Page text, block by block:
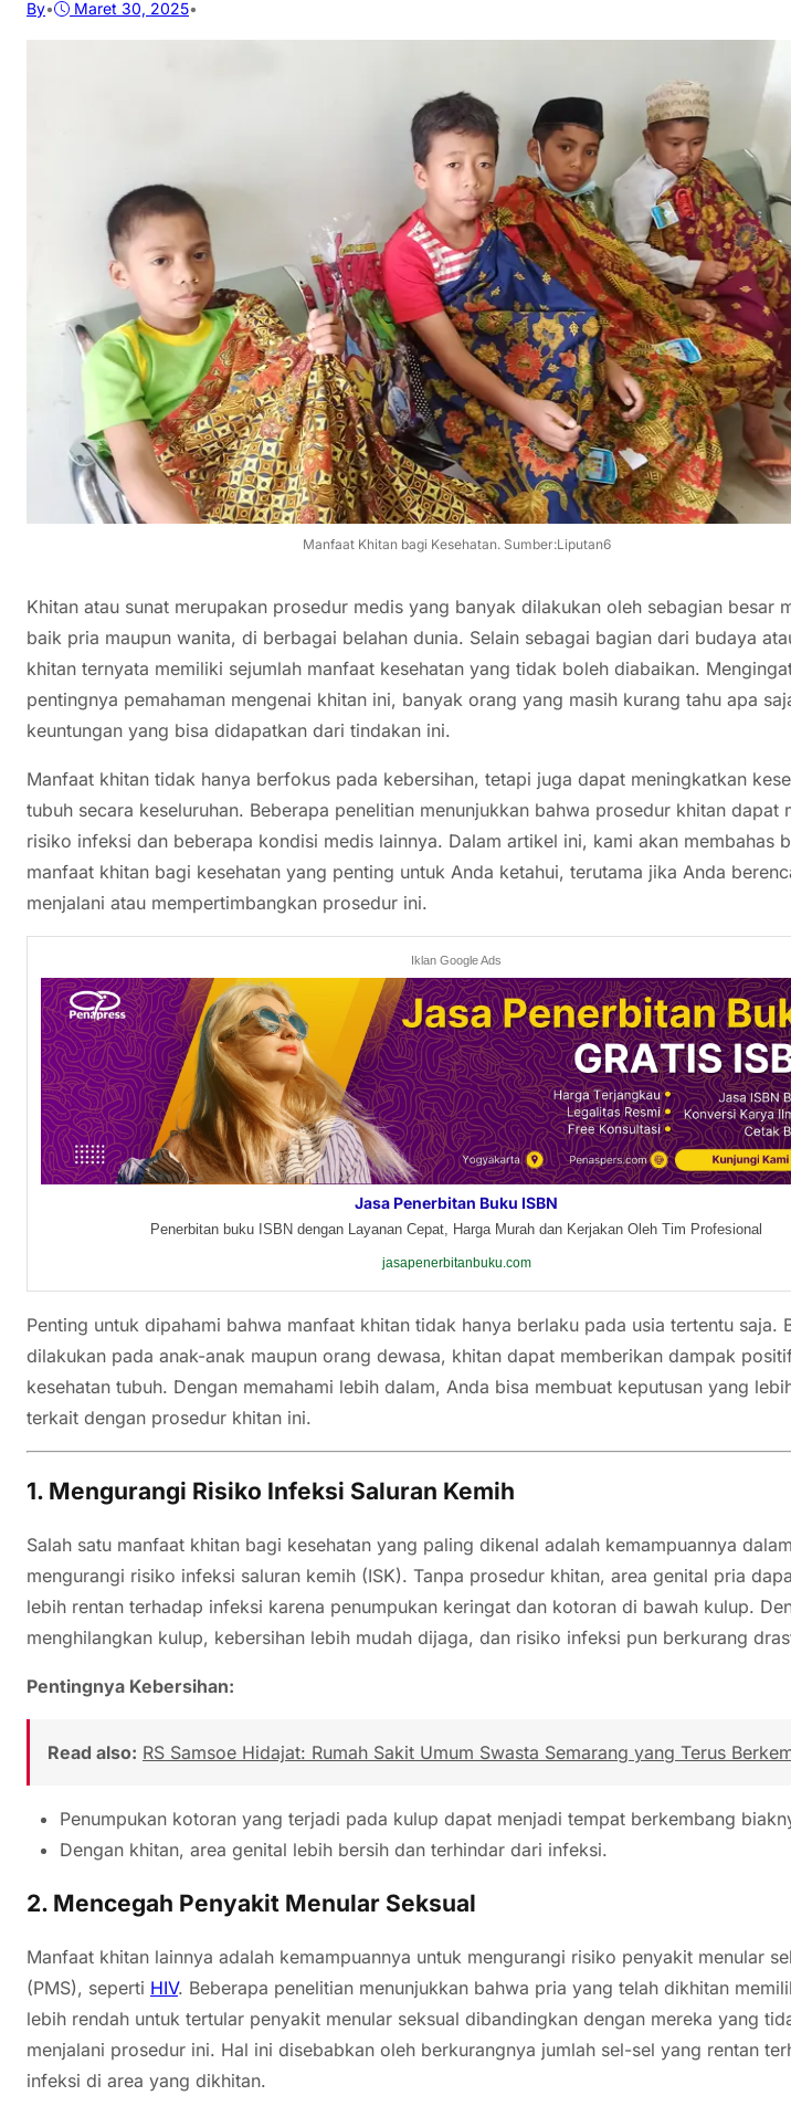
By• Maret 30, 2025•
Manfaat Khitan bagi Kesehatan. Sumber:Liputan6
Khitan atau sunat merupakan prosedur medis yang banyak dilakukan oleh sebagian besar
baik pria maupun wanita, di berbagai belahan dunia. Selain sebagai bagian dari budaya
khitan ternyata memiliki sejumlah manfaat kesehatan yang tidak boleh diabaikan.
pentingnya pemahaman mengenai khitan ini, banyak orang yang masih kurang tahu apa
keuntungan yang bisa didapatkan dari tindakan ini.
Manfaat khitan tidak hanya berfokus pada kebersihan, tetapi juga dapat meningkatkan
tubuh secara keseluruhan. Beberapa penelitian menunjukkan bahwa prosedur khitan dapat
risiko infeksi dan beberapa kondisi medis lainnya. Dalam artikel ini, kami akan membahas
manfaat khitan bagi kesehatan yang penting untuk Anda ketahui, terutama jika Anda
menjalani atau mempertimbangkan prosedur ini.
Iklan Google Ads
Jasa Penerbitan Buku ISBN
Penerbitan buku ISBN dengan Layanan Cepat, Harga Murah dan Kerjakan Oleh Tim Profesional
jasapenerbitanbuku.com
Penting untuk dipahami bahwa manfaat khitan tidak hanya berlaku pada usia tertentu saja.
dilakukan pada anak-anak maupun orang dewasa, khitan dapat memberikan dampak
kesehatan tubuh. Dengan memahami lebih dalam, Anda bisa membuat keputusan yang
terkait dengan prosedur khitan ini.
1. Mengurangi Risiko Infeksi Saluran Kemih
Salah satu manfaat khitan bagi kesehatan yang paling dikenal adalah kemampuannya dalam
mengurangi risiko infeksi saluran kemih (ISK). Tanpa prosedur khitan, area genital pria
lebih rentan terhadap infeksi karena penumpukan keringat dan kotoran di bawah kulup.
menghilangkan kulup, kebersihan lebih mudah dijaga, dan risiko infeksi pun berkurang
Pentingnya Kebersihan:
Read also: RS Samsoe Hidajat: Rumah Sakit Umum Swasta Semarang yang Terus
Penumpukan kotoran yang terjadi pada kulup dapat menjadi tempat berkembang
Dengan khitan, area genital lebih bersih dan terhindar dari infeksi.
2. Mencegah Penyakit Menular Seksual
Manfaat khitan lainnya adalah kemampuannya untuk mengurangi risiko penyakit menular
(PMS), seperti HIV. Beberapa penelitian menunjukkan bahwa pria yang telah dikhitan
lebih rendah untuk tertular penyakit menular seksual dibandingkan dengan mereka yang
menjalani prosedur ini. Hal ini disebabkan oleh berkurangnya jumlah sel-sel yang rentan
infeksi di area yang dikhitan.